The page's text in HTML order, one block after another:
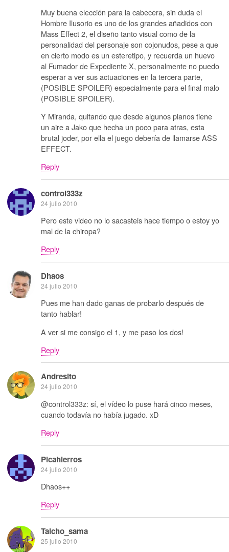
Muy buena elección para la cabecera, sin duda el
Hombre Ilusorio es uno de los grandes añadidos con
Mass Effect 2, el diseño tanto visual como de la
personalidad del personaje son cojonudos, pese a que
en cierto modo es un esteretipo, y recuerda un huevo
al Fumador de Expediente X, personalmente no puedo
esperar a ver sus actuaciones en la tercera parte,
(POSIBLE SPOILER) especialmente para el final malo
(POSIBLE SPOILER).
Y Miranda, quitando que desde algunos planos tiene
un aire a Jako que hecha un poco para atras, esta
brutal joder, por ella el juego debería de llamarse ASS
EFFECT.
Reply
control333z
24 julio 2010
Pero este video no lo sacasteis hace tiempo o estoy yo
mal de la chiropa?
Reply
Dhaos
24 julio 2010
Pues me han dado ganas de probarlo después de
tanto hablar!
A ver si me consigo el 1, y me paso los dos!
Reply
Andresito
24 julio 2010
@control333z: sí, el vídeo lo puse hará cinco meses,
cuando todavía no había jugado. xD
Reply
Picahierros
24 julio 2010
Dhaos++
Reply
Taicho_sama
25 julio 2010